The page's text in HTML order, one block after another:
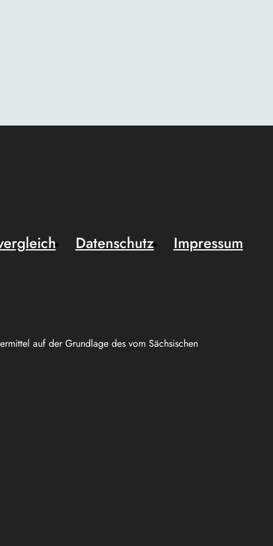
auf der Grundlage des vom Sächsischen
Datenschutz Impressum